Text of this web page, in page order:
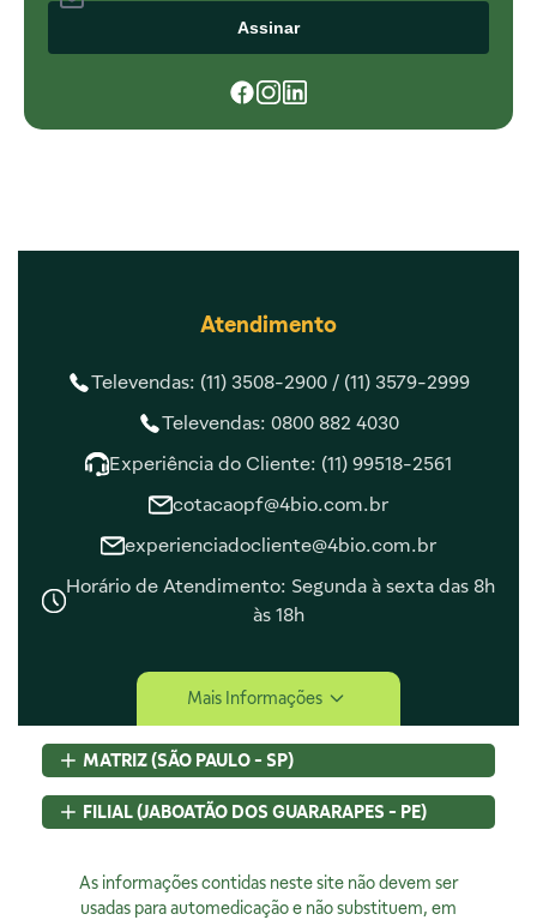
Assinar
Atendimento
Televendas: (11) 3508-2900 / (11) 3579-2999
Televendas: 0800 882 4030
Experiência do Cliente: (11) 99518-2561
cotacaopf@4bio.com.br
experienciadocliente@4bio.com.br
Horário de Atendimento: Segunda à sexta das 8h
às 18h
Central de Ajuda
Central de Atendimento
Envio e Entrega
Navegando e Comprando
Trocas e Devoluções
Fale Conosco
Encarregado de Privacidade
Mais Informações
MATRIZ (SÃO PAULO - SP)
Rua Pedroso Alvarenga, 58 Cj. 02
Itaim Bibi, São Paulo, SP
CNPJ:07.015.691/0001-46
Licença Sanitária Nº:
FILIAL (JABOATÃO DOS GUARARAPES - PE)
54320-230 - Brasil
As informações contidas neste site não devem ser
usadas para automedicação e não substituem, em